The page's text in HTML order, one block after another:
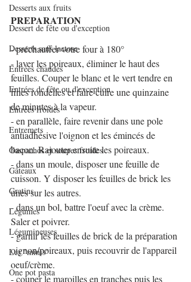
Desserts aux fruits
Dessert de fête ou d'exception
Desserts sans lactose
Entrées chaudes
Entrées de fête ou d'exception
Entrées froides
Entremets
Gaspachos et soupes froides
Gâteaux
Gratins
Légumes
Légumineuses
Les "minis"
One pot pasta
PREPARATION
- préchauffer votre four à 180°
- laver les poireaux, éliminer le haut des
feuilles. Couper le blanc et le vert tendre en
fines rondelles et faire cuire une quinzaine
de minutes à la vapeur.
- en parallèle, faire revenir dans une pole
antiadhésive l'oignon et les émincés de
bacon. Rajouter ensuite les poireaux.
- dans un moule, disposer une feuille de
cuisson. Y disposer les feuilles de brick les
unes sur les autres.
- dans un bol, battre l'oeuf avec la crème.
Saler et poivrer.
- garnir les feuilles de brick de la préparation
oignon/poireaux, puis recouvrir de l'appareil
oeuf/crème.
- couper le maroilles en tranches puis les